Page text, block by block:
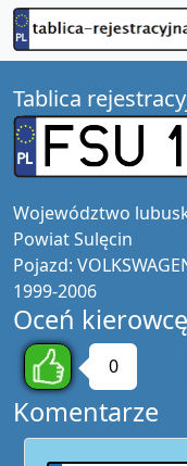
Tablica
Województwo
PowiatSulęcin
Pojazd:
1999-2006
Oceń kierowcę
0
Komentarze